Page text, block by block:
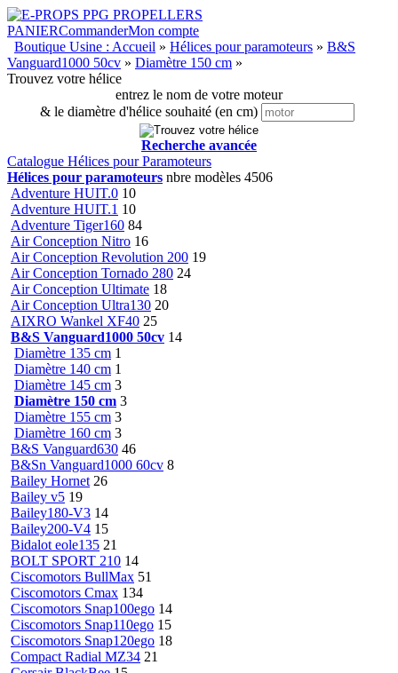
PANIERCommanderMon compte
Boutique Usine : Accueil » Hélices pour paramoteurs » B&S
Vanguard1000 50cv » Diamètre 150 cm »
Trouvez votre hélice
entrez le nom de votre moteur
& le diamètre d'hélice souhaité (en cm)
Recherche avancée
Catalogue Hélices pour Paramoteurs
Hélices pour paramoteurs nbre modèles 4506
Adventure HUIT.0 10
Adventure HUIT.1 10
Adventure Tiger160 84
Air Conception Nitro 16
Air Conception Revolution 200 19
Air Conception Tornado 280 24
Air Conception Ultimate 18
Air Conception Ultra130 20
AIXRO Wankel XF40 25
B&S Vanguard1000 50cv 14
Diamètre 135 cm 1
Diamètre 140 cm 1
Diamètre 145 cm 3
Diamètre 150 cm 3
Diamètre 155 cm 3
Diamètre 160 cm 3
B&S Vanguard630 46
B&Sn Vanguard1000 60cv 8
Bailey Hornet 26
Bailey v5 19
Bailey180-V3 14
Bailey200-V4 15
Bidalot eole135 21
BOLT SPORT 210 14
Ciscomotors BullMax 51
Ciscomotors Cmax 134
Ciscomotors Snap100ego 14
Ciscomotors Snap110ego 15
Ciscomotors Snap120ego 18
Compact Radial MZ34 21